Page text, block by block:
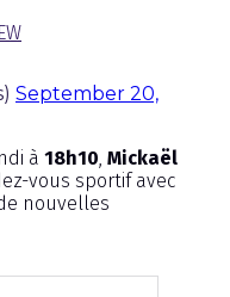
September 20,
à 18h10 Mickaël
vous sportif avec
nouvelles